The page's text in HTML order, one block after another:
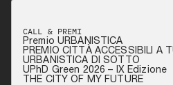
CALL & PREMI
Premio URBANISTICA
PREMIO CITTÀ ACCESSIBILI A
URBANISTICA DI SOTTO
UPhD Green 2026 – IX Edizione
THE CITY OF MY FUTURE